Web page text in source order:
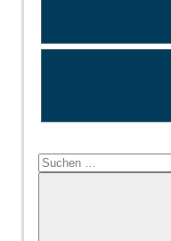
Suchen
nach: